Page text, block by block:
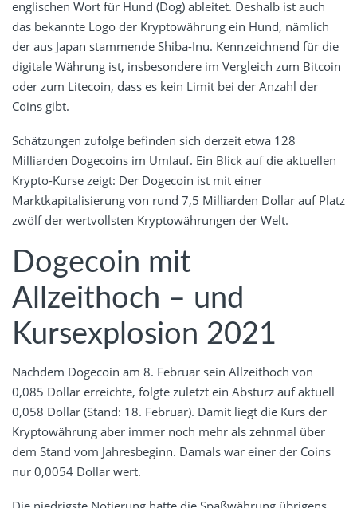
englischen Wort für Hund (Dog) ableitet. Deshalb ist auch
das bekannte Logo der Kryptowährung ein Hund, nämlich
der aus Japan stammende Shiba-Inu. Kennzeichnend für die
digitale Währung ist, insbesondere im Vergleich zum Bitcoin
oder zum Litecoin, dass es kein Limit bei der Anzahl der
Coins gibt.
Schätzungen zufolge befinden sich derzeit etwa 128
Milliarden Dogecoins im Umlauf. Ein Blick auf die aktuellen
Krypto-Kurse zeigt: Der Dogecoin ist mit einer
Marktkapitalisierung von rund 7,5 Milliarden Dollar auf Platz
zwölf der wertvollsten Kryptowährungen der Welt.
Dogecoin mit
Allzeithoch – und
Kursexplosion 2021
Nachdem Dogecoin am 8. Februar sein Allzeithoch von
0,085 Dollar erreichte, folgte zuletzt ein Absturz auf aktuell
0,058 Dollar (Stand: 18. Februar). Damit liegt die Kurs der
Kryptowährung aber immer noch mehr als zehnmal über
dem Stand vom Jahresbeginn. Damals war einer der Coins
nur 0,0054 Dollar wert.